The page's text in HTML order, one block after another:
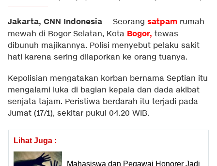
Jakarta, CNN Indonesia -- Seorang satpam rumah
mewah di Bogor Selatan, Kota Bogor, tewas
dibunuh majikannya. Polisi menyebut pelaku sakit
hati karena sering dilaporkan ke orang tuanya.
Kepolisian mengatakan korban bernama Septian itu
mengalami luka di bagian kepala dan dada akibat
senjata tajam. Peristiwa berdarah itu terjadi pada
Jumat (17/1), sekitar pukul 04.20 WIB.
Lihat Juga :
Mahasiswa dan Pegawai Honorer Jadi